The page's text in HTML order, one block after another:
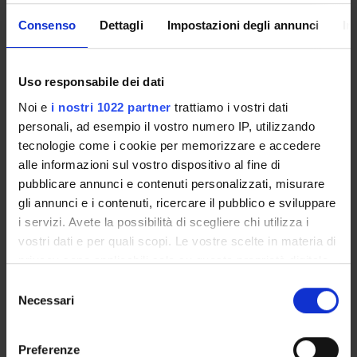
Consenso Dettagli Impostazioni degli annunci
Uso responsabile dei dati
Noi e i nostri 1022 partner trattiamo i vostri dati
personali, ad esempio il vostro numero IP, utilizzando
tecnologie come i cookie per memorizzare e accedere
alle informazioni sul vostro dispositivo al fine di
pubblicare annunci e contenuti personalizzati, misurare
gli annunci e i contenuti, ricercare il pubblico e sviluppare
i servizi. Avete la possibilità di scegliere chi utilizza i
vostri dati e per quali scopi. Le vostre scelte in materia di
privacy sono applicabili solo su questa proprietà digitale
modificare o revocare il proprio consenso in qualsiasi
momento dalla Dichiarazione sui cookie o facendo clic
delNecessari
Preferenze
B DIDATTICA Fabio Forner
C 1 DIDATTICA
D 1.5 DIDATTICA Corrado Viola
E 1.5 DIDATTICA Massimo Natale